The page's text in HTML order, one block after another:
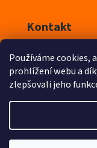
Používáme cookies,
prohlížení webu a
zlepšovali jeho
Kontakt
info@
603 218